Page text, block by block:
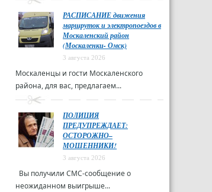
РАСПИСАНИЕ движения
маршруток и электропоездов в
Москаленский район
(Москаленки- Омск)
3 августа 2026
Москаленцы и гости Москаленского
района, для вас, предлагаем...
ПОЛИЦИЯ
ПРЕДУПРЕЖДАЕТ:
ОСТОРОЖНО–
МОШЕННИКИ!
3 августа 2026
Вы получили СМС-сообщение о
неожиданном выигрыше...